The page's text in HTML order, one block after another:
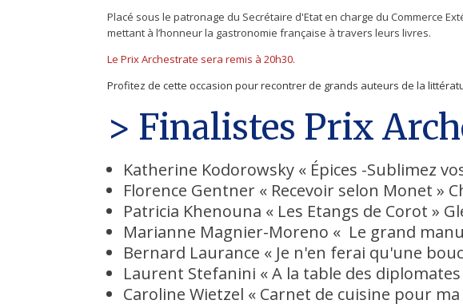
Placé sous le patronage du Secrétaire d'Etat en charge du Commerce
mettant à l’honneur la gastronomie française à travers leurs livres.
Le Prix Archestrate sera remis à 20h30.
Profitez de cette occasion pour recontrer de grands auteurs de la
> Finalistes Prix
Katherine Kodorowsky « Épices -Sublimez
Florence Gentner « Recevoir selon Monet »
Patricia Khenouna « Les Etangs de Corot »
Marianne Magnier-Moreno « Le grand
Bernard Laurance « Je n'en ferai qu'une
Laurent Stefanini « A la table des
Caroline Wietzel « Carnet de cuisine pour